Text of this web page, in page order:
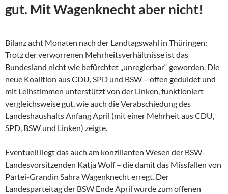
gut. Mit Wagenknecht aber nicht!
Bilanz acht Monaten nach der Landtagswahl in Thüringen:
Trotz der verworrenen Mehrheitsverhältnisse ist das
Bundesland nicht wie befürchtet „unregierbar“ geworden. Die
neue Koalition aus CDU, SPD und BSW – offen geduldet und
mit Leihstimmen unterstützt von der Linken, funktioniert
vergleichsweise gut, wie auch die Verabschiedung des
Landeshaushalts Anfang April (mit einer Mehrheit aus CDU,
SPD, BSW und Linken) zeigte.
Eventuell liegt das auch am konzilianten Wesen der BSW-
Landesvorsitzenden Katja Wolf – die damit das Missfallen von
Partei-Grandin Sahra Wagenknecht erregt. Der
Landesparteitag der BSW Ende April wurde zum offenen